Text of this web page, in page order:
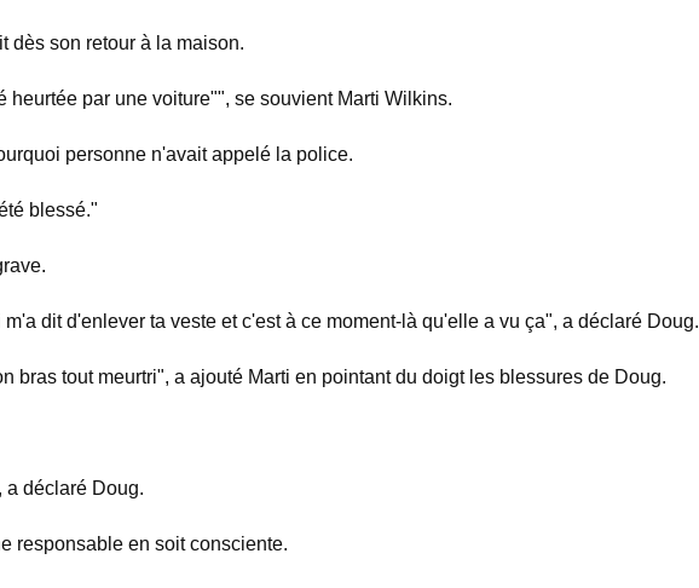
dès son retour à la maison.
par une voiture"", se souvient Marti Wilkins.
personne n'avait appelé la police.
blessé."
dit d'enlever ta veste et c'est à ce moment-là qu'elle a vu ça", a déclaré Doug.
bras tout meurtri", a ajouté Marti en pointant du doigt les blessures de Doug.
a déclaré Doug.
responsable en soit consciente.